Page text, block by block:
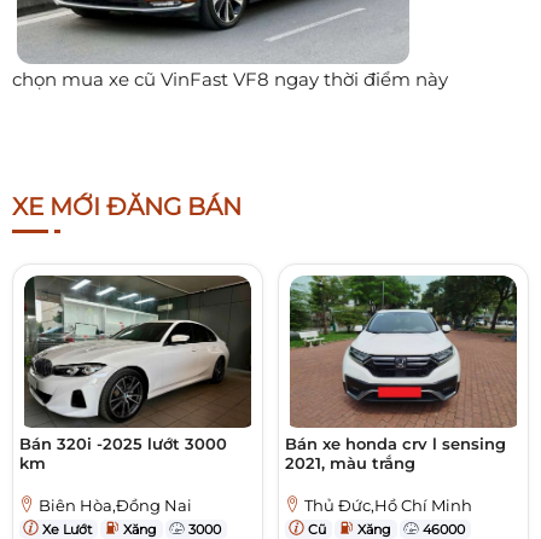
chọn mua xe cũ VinFast VF8 ngay thời điểm này
XE MỚI ĐĂNG BÁN
Bán 320i -2025 lướt 3000
km
Biên Hòa,Đồng Nai
Xe Lướt Xăng
3000
Bán xe honda crv l sensing
2021, màu trắng
Thủ Đức,Hồ Chí Minh
Cũ Xăng
46000